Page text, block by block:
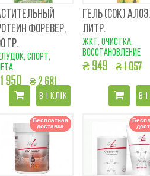
ФОРЕВЕР,
ГР.
спорт,
950 ₴ 2 681
В 1 КЛІК
ГЕЛЬ (СОК)
ЛИТР.
ЖКТ, очистка,
восстановление
₴ 949 ₴ 1 057
В
Бесплатная
доставка